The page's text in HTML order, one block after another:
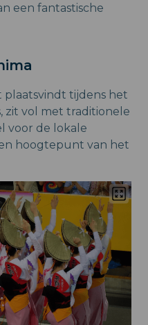
een fantastische
plaatsvindt tijdens het
zit vol met traditionele
voor de lokale
hoogtepunt van het